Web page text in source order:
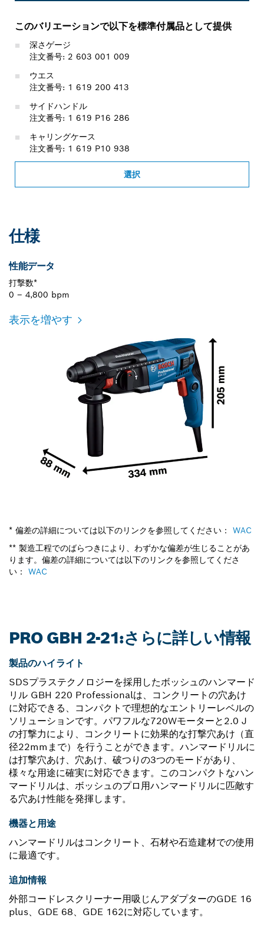
このバリエーションで以下を標準付属品として提供
深さゲージ
注文番号: 2 603 001 009
ウエス
注文番号: 1 619 200 413
サイドハンドル
注文番号: 1 619 P16 286
キャリングケース
注文番号: 1 619 P10 938
選択
仕様
性能データ
打撃数*
0 – 4,800 bpm
表示を増やす
* 偏差の詳細については以下のリンクを参照してください：
WAC
** 製造工程でのばらつきにより、わずかな偏差が生じることがあ
ります。偏差の詳細については以下のリンクを参照してくださ
い：
WAC
PRO GBH 2-21:さらに詳しい情報
製品のハイライト
SDSプラステクノロジーを採用したボッシュのハンマード
リル GBH 220 Professionalは、コンクリートの穴あけ
に対応できる、コンパクトで理想的なエントリーレベルの
ソリューションです。パワフルな720Wモーターと2.0 J
の打撃力により、コンクリートに効果的な打撃穴あけ（直
径22mmまで）を行うことができます。ハンマードリルに
は打撃穴あけ、穴あけ、破つりの3つのモードがあり、
様々な用途に確実に対応できます。このコンパクトなハン
マードリルは、ボッシュのプロ用ハンマードリルに匹敵す
る穴あけ性能を発揮します。
機器と用途
ハンマードリルはコンクリート、石材や石造建材での使用
に最適です。
追加情報
外部コードレスクリーナー用吸じんアダプターのGDE 16
plus、GDE 68、GDE 162に対応しています。